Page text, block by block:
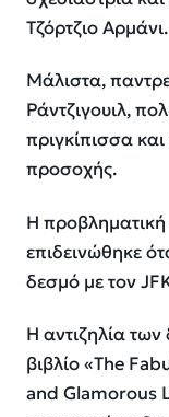
Τζόρτζιο Αρμάνι.
Μάλιστα,
Ράντζιγουιλ,
πριγκίπισσα
προσοχής.
Η
επιδεινώθηκε
δεσμό με τον
Η αντιζηλία
βιβλίο «The
and Glamorous